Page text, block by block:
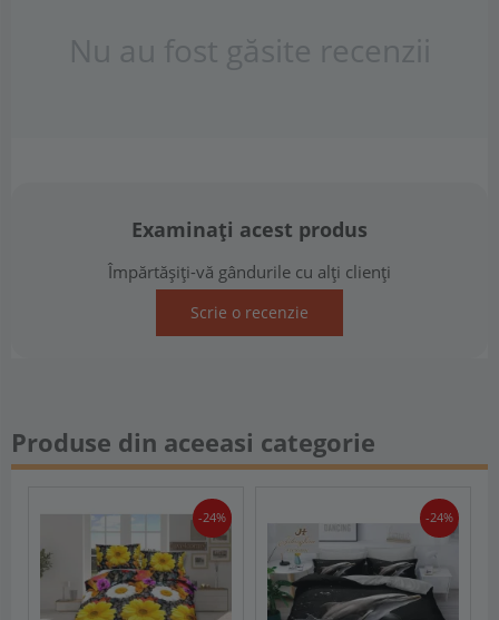
Examinați acest produs
Împărtășiți-vă gândurile cu alți clienți
Scrie o recenzie
Produse din aceeasi categorie
-24% -24%